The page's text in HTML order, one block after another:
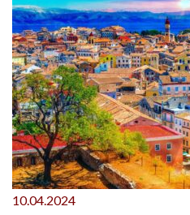
10.04.2024